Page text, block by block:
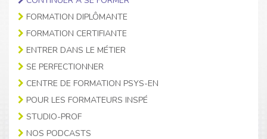
FORMATION DIPLÔMANTE
FORMATION CERTIFIANTE
ENTRER DANS LE MÉTIER
SE PERFECTIONNER
CENTRE DE FORMATION PSYS-EN
POUR LES FORMATEURS INSPÉ
STUDIO-PROF
NOS PODCASTS